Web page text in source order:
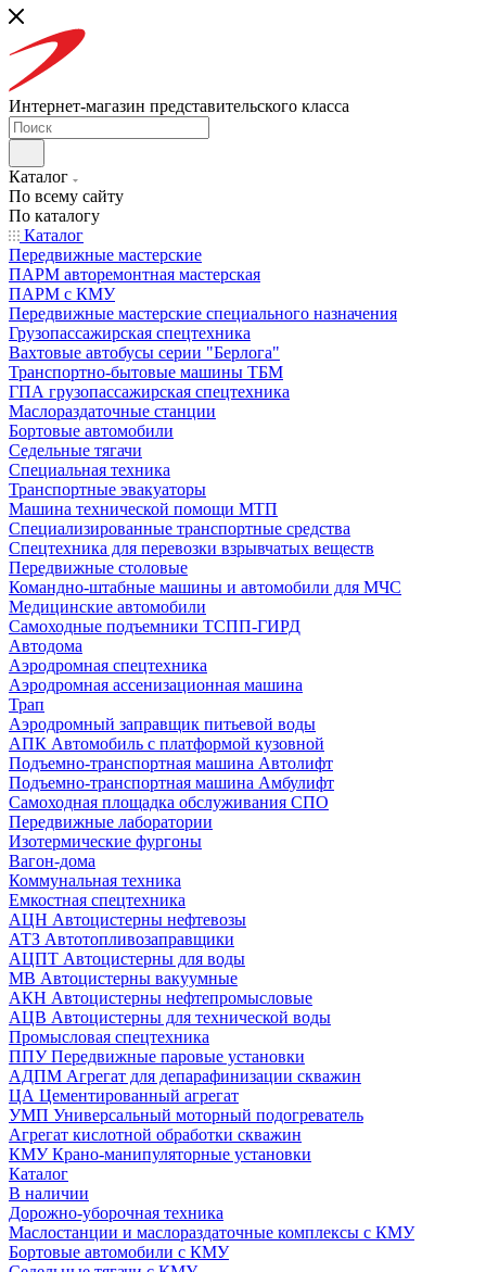
Интернет-магазин представительского класса
Каталог
По всему сайту
По каталогу
Каталог
Передвижные мастерские
ПАРМ авторемонтная мастерская
ПАРМ с КМУ
Передвижные мастерские специального назначения
Грузопассажирская спецтехника
Вахтовые автобусы серии "Берлога"
Транспортно-бытовые машины ТБМ
ГПА грузопассажирская спецтехника
Маслораздаточные станции
Бортовые автомобили
Седельные тягачи
Специальная техника
Транспортные эвакуаторы
Машина технической помощи МТП
Специализированные транспортные средства
Спецтехника для перевозки взрывчатых веществ
Передвижные столовые
Командно-штабные машины и автомобили для МЧС
Медицинские автомобили
Самоходные подъемники ТСПП-ГИРД
Автодома
Аэродромная спецтехника
Аэродромная ассенизационная машина
Трап
Аэродромный заправщик питьевой воды
АПК Автомобиль с платформой кузовной
Подъемно-транспортная машина Автолифт
Подъемно-транспортная машина Амбулифт
Самоходная площадка обслуживания СПО
Передвижные лаборатории
Изотермические фургоны
Вагон-дома
Коммунальная техника
Емкостная спецтехника
АЦН Автоцистерны нефтевозы
АТЗ Автотопливозаправщики
АЦПТ Автоцистерны для воды
МВ Автоцистерны вакуумные
АКН Автоцистерны нефтепромысловые
АЦВ Автоцистерны для технической воды
Промысловая спецтехника
ППУ Передвижные паровые установки
АДПМ Агрегат для депарафинизации скважин
ЦА Цементированный агрегат
УМП Универсальный моторный подогреватель
Агрегат кислотной обработки скважин
КМУ Крано-манипуляторные установки
Каталог
В наличии
Дорожно-уборочная техника
Маслостанции и маслораздаточные комплексы с КМУ
Бортовые автомобили с КМУ